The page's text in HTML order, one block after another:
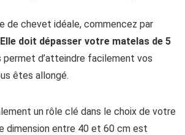
de chevet idéale, commencez par
Elle doit dépasser votre matelas de 5
permet d’atteindre facilement vos
êtes allongé.
un rôle clé dans le choix de votre
dimension entre 40 et 60 cm est